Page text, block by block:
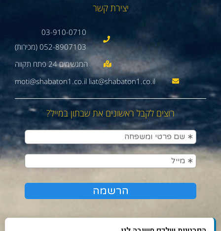
יצירת קשר
03-910-0710
052-8907103 (מכירות)
moti@shabaton1.co.il liat@shabaton1.co.il
רוצים לקבל ראשונים את שבתון במייל?